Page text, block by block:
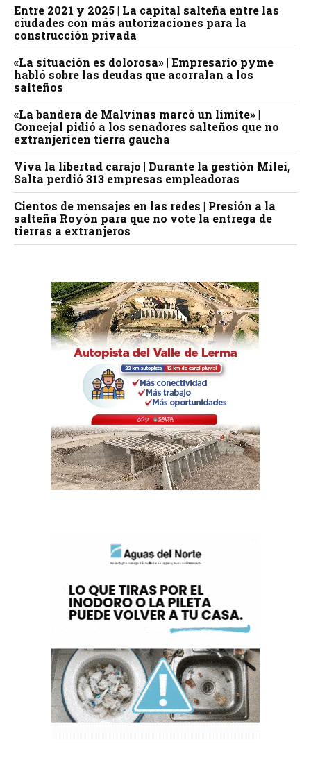
Entre 2021 y 2025 | La capital salteña entre las
ciudades con más autorizaciones para la
construcción privada
«La situación es dolorosa» | Empresario pyme
habló sobre las deudas que acorralan a los
salteños
«La bandera de Malvinas marcó un límite» |
Concejal pidió a los senadores salteños que no
extranjericen tierra gaucha
Viva la libertad carajo | Durante la gestión Milei,
Salta perdió 313 empresas empleadoras
Cientos de mensajes en las redes | Presión a la
salteña Royón para que no vote la entrega de
tierras a extranjeros